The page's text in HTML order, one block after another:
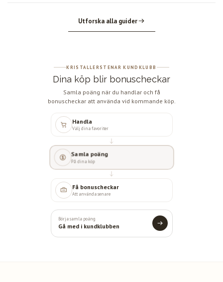
Utforska alla guider
KRISTALLERSTENAR KUNDKLUBB
Dina köp blir bonuscheckar
Samla poäng när du handlar och få
bonuscheckar att använda vid kommande köp.
Handla
Välj dina favoriter
Samla poäng
På dina köp
Få bonuscheckar
Att använda senare
Börja samla poäng
Gå med i kundklubben